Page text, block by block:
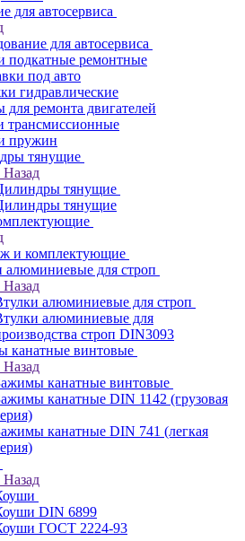
для автосервиса
для автосервиса
подкатные ремонтные
под авто
гидравлические
для ремонта двигателей
трансмиссионные
пружин
тянущие
Назад
тянущие
тянущие
и комплектующие
алюминиевые для строп
Назад
алюминиевые для строп
алюминиевые для
строп DIN3093
канатные винтовые
Назад
канатные винтовые
канатные DIN 1142 (грузовая
канатные DIN 741 (легкая
Назад
DIN 6899
ГОСТ 2224-93